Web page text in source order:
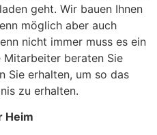
geht. Wir bauen Ihnen
möglich aber auch
nicht immer muss es ein
Mitarbeiter beraten Sie
Sie erhalten, um so das
zu erhalten.
Heim